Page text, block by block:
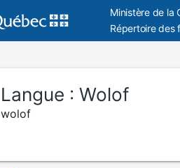
Ministère de la
Répertoire des
Langue : Wolof
wolof